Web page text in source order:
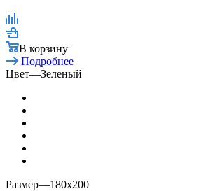
В корзину
Подробнее
Цвет—Зеленый
Размер—180x200